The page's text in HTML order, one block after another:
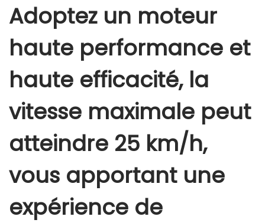
m
e
a
e
u
e
Adoptez un moteur
haute performance et
haute efficacité, la
vitesse maximale peut
atteindre 25 km/h,
vous apportant une
expérience de